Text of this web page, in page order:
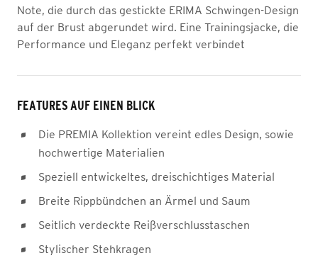
Note, die durch das gestickte ERIMA Schwingen-Design
auf der Brust abgerundet wird. Eine Trainingsjacke, die
Performance und Eleganz perfekt verbindet
FEATURES AUF EINEN BLICK
Die PREMIA Kollektion vereint edles Design, sowie
hochwertige Materialien
Speziell entwickeltes, dreischichtiges Material
Breite Rippbündchen an Ärmel und Saum
Seitlich verdeckte Reißverschlusstaschen
Stylischer Stehkragen